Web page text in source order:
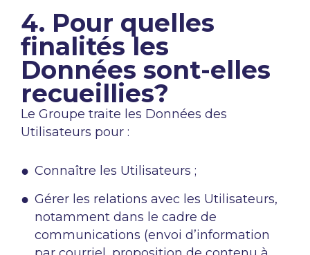
4. Pour quelles
finalités les
Données sont-elles
recueillies?
Le Groupe traite les Données des
Utilisateurs pour :
Connaître les Utilisateurs ;
Gérer les relations avec les Utilisateurs,
notamment dans le cadre de
communications (envoi d’information